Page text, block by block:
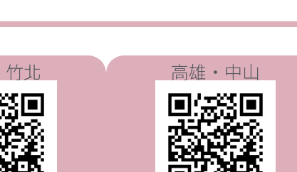
北 高雄・中山